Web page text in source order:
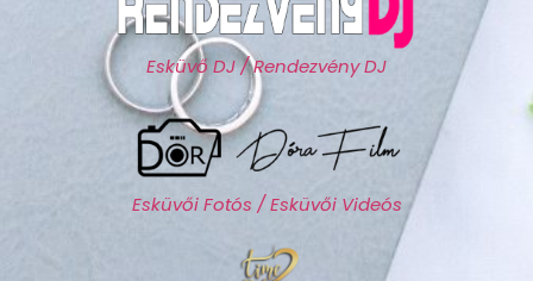
Esküvő DJ / Rendezvény DJ
Esküvői Fotós / Esküvői Videós